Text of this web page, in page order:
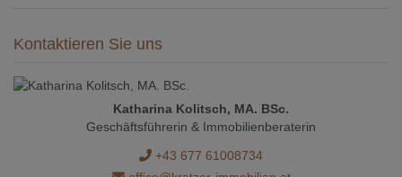
Kontaktieren Sie uns
Katharina Kolitsch, MA. BSc.
Geschäftsführerin & Immobilienberaterin
+43 677 61008734